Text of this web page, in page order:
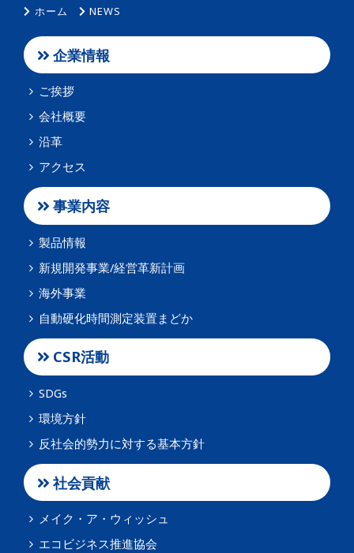
ホーム NEWS
企業情報
ご挨拶
会社概要
沿革
アクセス
事業内容
製品情報
新規開発事業/経営革新計画
海外事業
自動硬化時間測定装置まどか
CSR活動
SDGs
環境方針
反社会的勢力に対する基本方針
社会貢献
メイク・ア・ウィッシュ
エコビジネス推進協会